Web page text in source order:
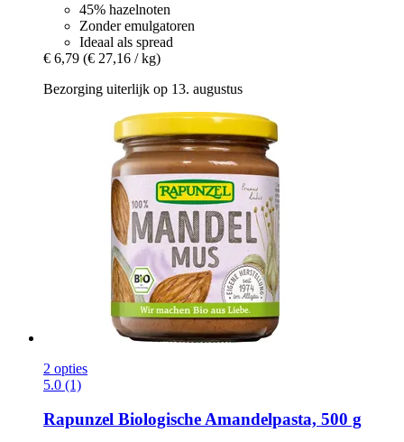
45% hazelnoten
Zonder emulgatoren
Ideaal als spread
€ 6,79 (€ 27,16 / kg)
Bezorging uiterlijk op 13. augustus
2 opties
5.0 (1)
Rapunzel Biologische Amandelpasta, 500 g